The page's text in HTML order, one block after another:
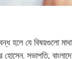
হলে যে বিষয়গুলো
সভাপতি,